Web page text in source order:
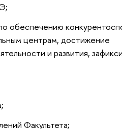
обеспечению
центрам, достижение
и развития,
Факультета;